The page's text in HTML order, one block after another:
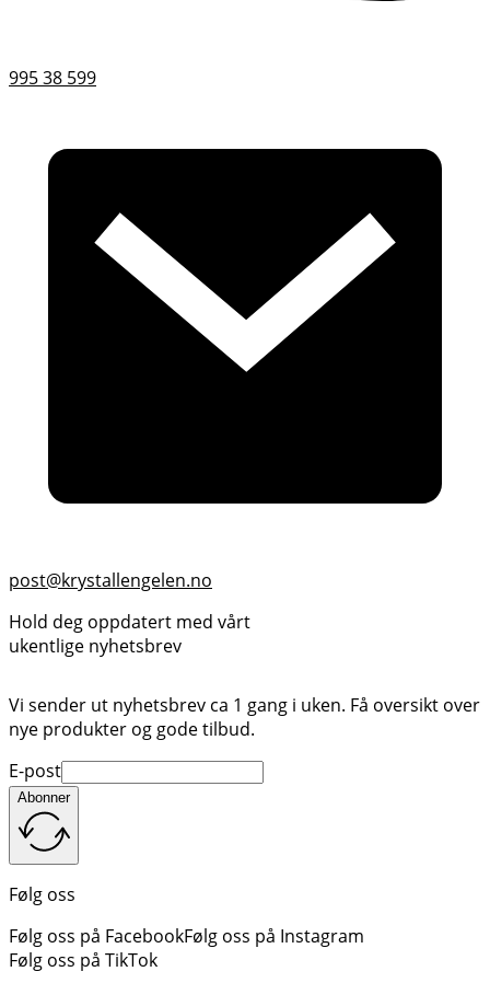
995 38 599
post@krystallengelen.no
Hold deg oppdatert med vårt
ukentlige nyhetsbrev
Vi sender ut nyhetsbrev ca 1 gang i uken. Få oversikt over
nye produkter og gode tilbud.
E-post
Abonner
Følg oss
Følg oss på FacebookFølg oss på Instagram
Følg oss på TikTok